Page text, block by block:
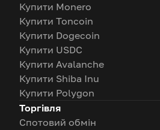
Купити Monero
Купити Toncoin
Купити Dogecoin
Купити USDC
Купити Avalanche
Купити Shiba Inu
Купити Polygon
Торгівля
Спотовий обмін